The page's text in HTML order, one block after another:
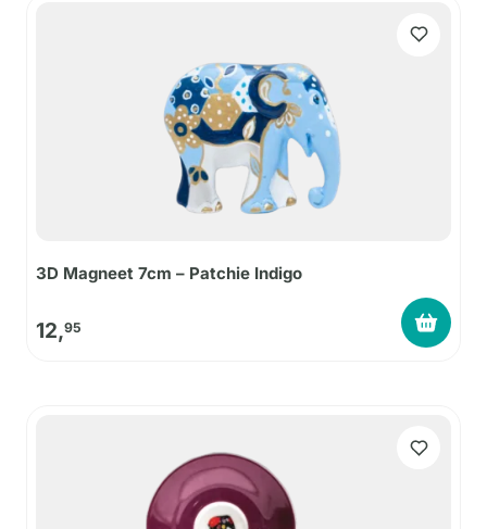
3D Magneet 7cm – Patchie Indigo
12,95